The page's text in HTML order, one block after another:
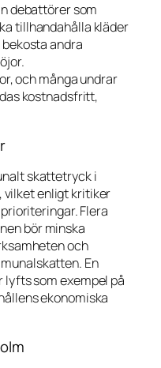
debattörer som
tillhandahålla kläder
andra
och många undrar
kostnadsfritt,
skattetryck i
enligt kritiker
Flera
bör minska
och
En
lyfts som exempel på
ekonomiska